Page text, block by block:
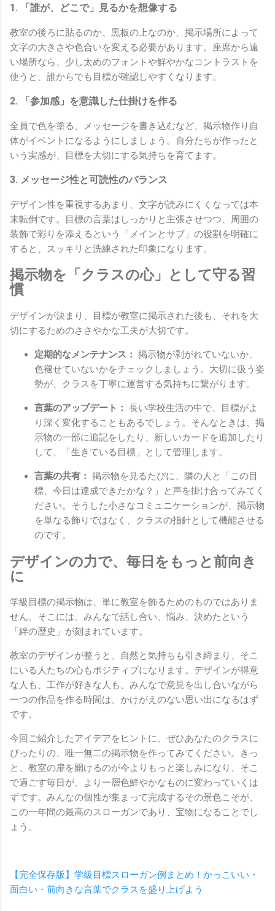
1. 「誰が、どこで」見るかを想像する
教室の後ろに貼るのか、黒板の上なのか、掲示場所によって
文字の大きさや色合いを変える必要があります。座席から遠
い場所なら、少し太めのフォントや鮮やかなコントラストを
使うと、誰からでも目標が確認しやすくなります。
2. 「参加感」を意識した仕掛けを作る
全員で色を塗る、メッセージを書き込むなど、掲示物作り自
体がイベントになるようにしましょう。自分たちが作ったと
いう実感が、目標を大切にする気持ちを育てます。
3. メッセージ性と可読性のバランス
デザイン性を重視するあまり、文字が読みにくくなっては本
末転倒です。目標の言葉はしっかりと主張させつつ、周囲の
装飾で彩りを添えるという「メインとサブ」の役割を明確に
すると、スッキリと洗練された印象になります。
掲示物を「クラスの心」として守る習
慣
デザインが決まり、目標が教室に掲示された後も、それを大
切にするためのささやかな工夫が大切です。
定期的なメンテナンス： 掲示物が剥がれていないか、
色褪せていないかをチェックしましょう。大切に扱う姿
勢が、クラスを丁寧に運営する気持ちに繋がります。
言葉のアップデート： 長い学校生活の中で、目標がよ
り深く変化することもあるでしょう。そんなときは、掲
示物の一部に追記をしたり、新しいカードを追加したり
して、「生きている目標」として管理します。
言葉の共有： 掲示物を見るたびに、隣の人と「この目
標、今日は達成できたかな？」と声を掛け合ってみてく
ださい。そうした小さなコミュニケーションが、掲示物
を単なる飾りではなく、クラスの指針として機能させる
のです。
デザインの力で、毎日をもっと前向き
に
学級目標の掲示物は、単に教室を飾るためのものではありま
せん。そこには、みんなで話し合い、悩み、決めたという
「絆の歴史」が刻まれています。
教室のデザインが整うと、自然と気持ちも引き締まり、そこ
にいる人たちの心もポジティブになります。デザインが得意
な人も、工作が好きな人も、みんなで意見を出し合いながら
一つの作品を作る時間は、かけがえのない思い出になるはず
です。
今回ご紹介したアイデアをヒントに、ぜひあなたのクラスに
ぴったりの、唯一無二の掲示物を作ってみてください。きっ
と、教室の扉を開けるのが今よりもっと楽しみになり、そこ
で過ごす毎日が、より一層色鮮やかなものに変わっていくは
ずです。みんなの個性が集まって完成するその景色こそが、
この一年間の最高のスローガンであり、宝物になることでし
ょう。
【完全保存版】学級目標スローガン例まとめ！かっこいい・
面白い・前向きな言葉でクラスを盛り上げよう